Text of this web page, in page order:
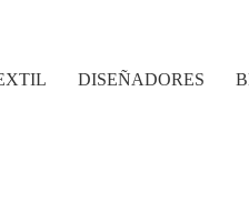
DISEÑADORES